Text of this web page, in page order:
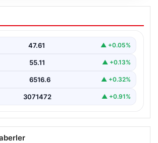
haftalık performansı
47.61 ▲ +0.05%
55.11 ▲ +0.13%
6516.6 ▲ +0.32%
3071472 ▲ +0.91%